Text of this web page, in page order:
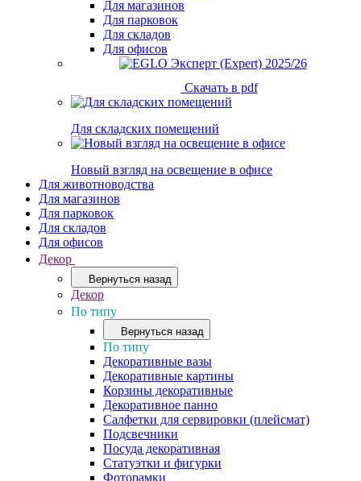
Для магазинов
Для парковок
Для складов
Для офисов
Скачать в pdf
Для складских помещений
Новый взгляд на освещение в офисе
Для животноводства
Для магазинов
Для парковок
Для складов
Для офисов
Декор
Вернуться назад
Декор
По типу
Вернуться назад
По типу
Декоративные вазы
Декоративные картины
Корзины декоративные
Декоративное панно
Салфетки для сервировки (плейсмат)
Подсвечники
Посуда декоративная
Статуэтки и фигурки
Фоторамки